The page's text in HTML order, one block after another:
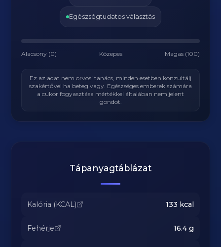
Egészségtudatos választás
Alacsony (0) Közepes Magas (100)
Ez az adat nem orvosi tanács, minden esetben konzultálj
szakértővel ha beteg vagy. Egészséges emberek számára
a cukor fogyasztása mértékkel általában nem jelent
gondot.
Tápanyagtáblázat
Kalória (KCAL) 133 kcal
Fehérje 16.4g